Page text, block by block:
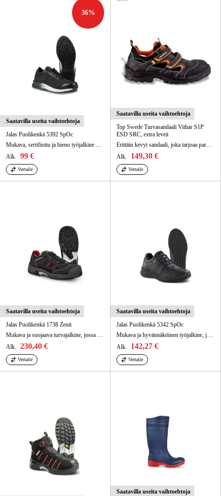
36%
Saatavilla useita vaihtoehtoja
Jalas Puolikenkä 5392 SpOc
Alk.
99 €
Vertaile
Saatavilla useita vaihtoehtoja
Top Swede Turvasandaali Vithar S1P
ESD SRC, extra leveä
Alk.
149,30 €
Vertaile
Saatavilla useita vaihtoehtoja
Jalas Puolikenkä 1738 Zenit
Mukava ja suojaava turvajalkine, jossa RPU-kitkapohja, BOA® Fit System, sekä PU-pinnoitettu/haljasnahkapäällinen.
Alk.
230,40 €
Vertaile
Saatavilla useita vaihtoehtoja
Jalas Puolikenkä 5342 SpOc
Mukava ja hyvännäköinen työjalkine, jossa on useita toimintoja ja ominaisuuksia.
Alk.
142,27 €
Vertaile
Saatavilla useita vaihtoehtoja